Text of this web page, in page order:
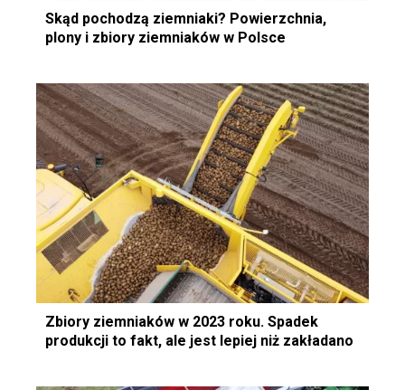
Skąd pochodzą ziemniaki? Powierzchnia,
plony i zbiory ziemniaków w Polsce
Zbiory ziemniaków w 2023 roku. Spadek
produkcji to fakt, ale jest lepiej niż zakładano